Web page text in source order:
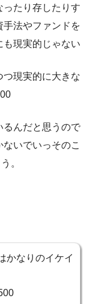
たり存したりす
手法やファンドを
も現実的じゃない
つ現実的に大きな
るんだと思うので
いでいっそのこ
。
かなりのイケイ